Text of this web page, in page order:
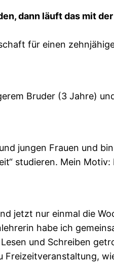
dann läuft das mit
für einen
Bruder (3 Jahre)
jungen Frauen und
studieren. Mein Motiv:
jetzt nur einmal die
habe ich
und Schreiben